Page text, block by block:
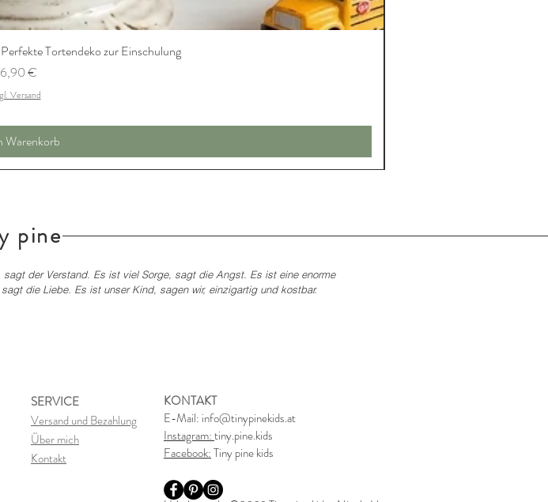
Tortendeko zur Einschulung
€
Versand
Warenkorb
pine
der Verstand. Es ist viel Sorge, sagt die Angst. Es ist eine enorme
die Liebe. Es ist unser Kind, sagen wir, einzigartig und kostbar.
SERVICE
Versand und Bezahlung
Über mich
Kontakt
KONTAKT
E-Mail: info@tinypinekids.at
Instagram:tiny.pine.kids
Facebook:Tiny pine kids